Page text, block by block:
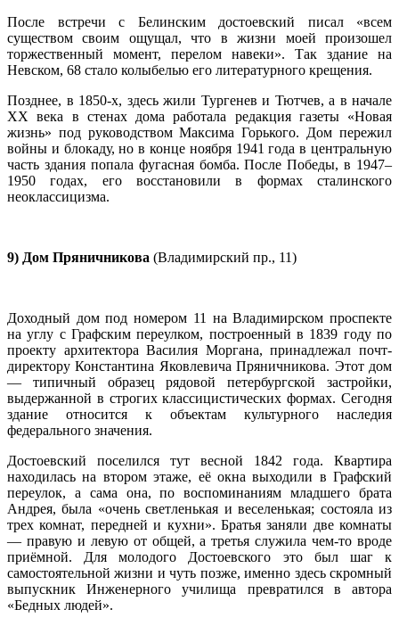
После встречи с Белинским достоевский писал «всем
существом своим ощущал, что в жизни моей произошел
торжественный момент, перелом навеки». Так здание на
Невском, 68 стало колыбелью его литературного крещения.
Позднее, в 1850-х, здесь жили Тургенев и Тютчев, а в начале
XX века в стенах дома работала редакция газеты «Новая
жизнь» под руководством Максима Горького. Дом пережил
войны и блокаду, но в конце ноября 1941 года в центральную
часть здания попала фугасная бомба. После Победы, в 1947–
1950 годах, его восстановили в формах сталинского
неоклассицизма.
9) Дом Пряничникова (Владимирский пр., 11)
Доходный дом под номером 11 на Владимирском проспекте
на углу с Графским переулком, построенный в 1839 году по
проекту архитектора Василия Моргана, принадлежал почт-
директору Константина Яковлевича Пряничникова. Этот дом
— типичный образец рядовой петербургской застройки,
выдержанной в строгих классицистических формах. Сегодня
здание относится к объектам культурного наследия
федерального значения.
Достоевский поселился тут весной 1842 года. Квартира
находилась на втором этаже, её окна выходили в Графский
переулок, а сама она, по воспоминаниям младшего брата
Андрея, была «очень светленькая и веселенькая; состояла из
трех комнат, передней и кухни». Братья заняли две комнаты
— правую и левую от общей, а третья служила чем‑то вроде
приёмной. Для молодого Достоевского это был шаг к
самостоятельной жизни и чуть позже, именно здесь скромный
выпускник Инженерного училища превратился в автора
«Бедных людей».